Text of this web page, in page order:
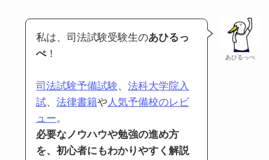
あひるっぺ
私は、司法試験受験生のあひるっ
ぺ！
司法試験予備試験、 法科大学院入
試、 法律書籍や 人気予備校のレビ
ュー。
必要なノウハウや勉強の進め方
を、初心者にもわかりやすく解説